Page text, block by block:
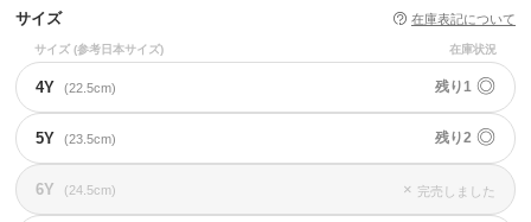
サイズ 在庫表記について
サイズ (参考日本サイズ) 在庫状況
4Y (22.5cm) 残り1 ◎
5Y (23.5cm) 残り2 ◎
6Y (24.5cm) × 完売しました